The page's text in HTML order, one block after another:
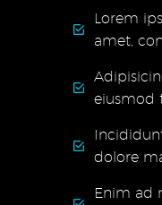
Lorem
amet,
eiusmod
dolore
Enim ad